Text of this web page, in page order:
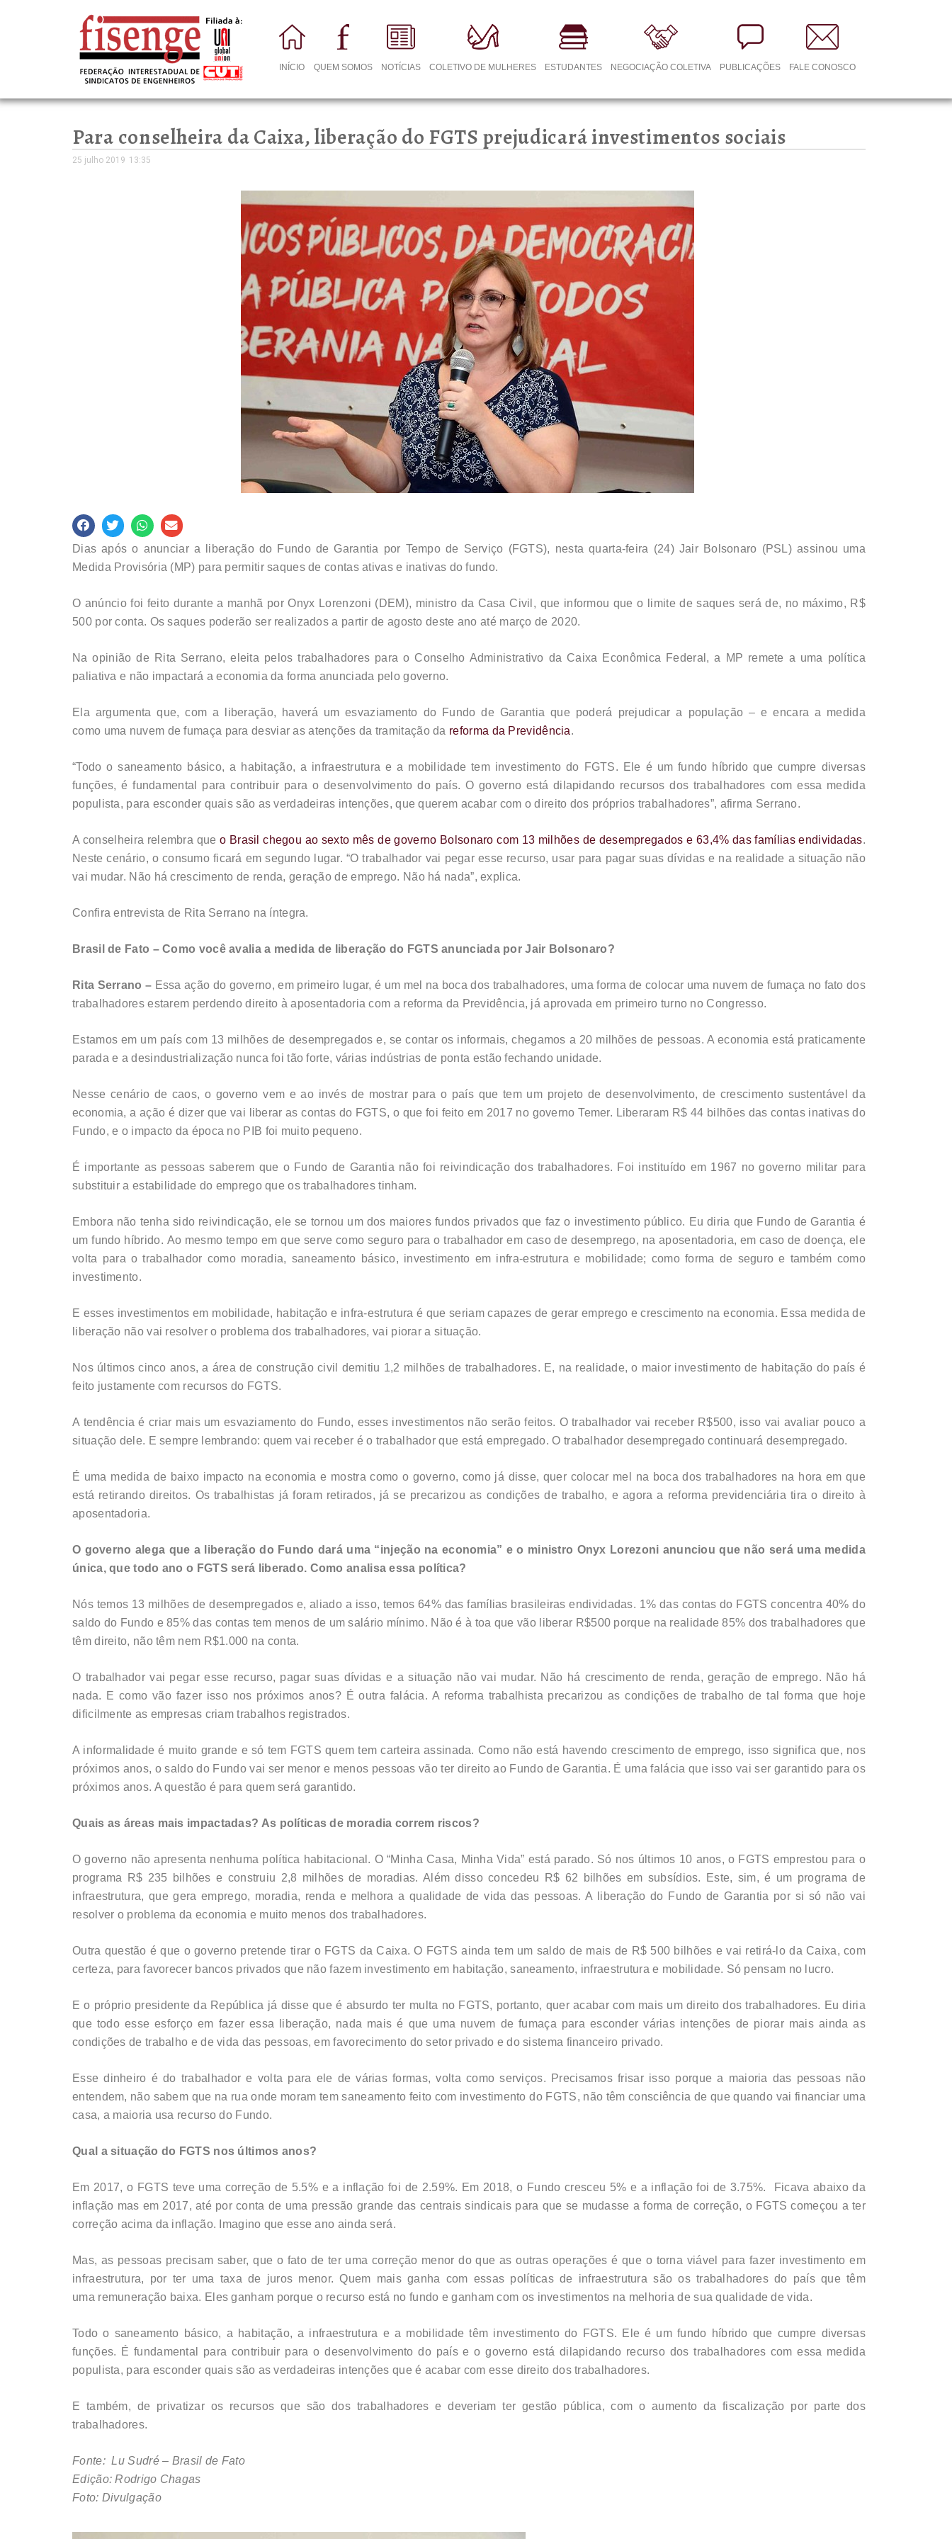
INÍCIO QUEM SOMOS NOTÍCIAS COLETIVO DE MULHERES ESTUDANTES NEGOCIAÇÃO COLETIVA PUBLICAÇÕES FALE CONOSCO
Para conselheira da Caixa, liberação do FGTS prejudicará investimentos sociais
25 julho 2019 13:35
Dias após o anunciar a liberação do Fundo de Garantia por Tempo de Serviço (FGTS), nesta quarta-feira (24) Jair Bolsonaro (PSL) assinou uma
Medida Provisória (MP) para permitir saques de contas ativas e inativas do fundo.
O anúncio foi feito durante a manhã por Onyx Lorenzoni (DEM), ministro da Casa Civil, que informou que o limite de saques será de, no máximo, R$
500 por conta. Os saques poderão ser realizados a partir de agosto deste ano até março de 2020.
Na opinião de Rita Serrano, eleita pelos trabalhadores para o Conselho Administrativo da Caixa Econômica Federal, a MP remete a uma política
paliativa e não impactará a economia da forma anunciada pelo governo.
Ela argumenta que, com a liberação, haverá um esvaziamento do Fundo de Garantia que poderá prejudicar a população – e encara a medida
como uma nuvem de fumaça para desviar as atenções da tramitação da reforma da Previdência.
“Todo o saneamento básico, a habitação, a infraestrutura e a mobilidade tem investimento do FGTS. Ele é um fundo híbrido que cumpre diversas
funções, é fundamental para contribuir para o desenvolvimento do país. O governo está dilapidando recursos dos trabalhadores com essa medida
populista, para esconder quais são as verdadeiras intenções, que querem acabar com o direito dos próprios trabalhadores”, afirma Serrano.
A conselheira relembra queo Brasil chegou ao sexto mês de governo Bolsonaro com 13 milhões de desempregados e 63,4% das famílias endividadas.
Neste cenário, o consumo ficará em segundo lugar. “O trabalhador vai pegar esse recurso, usar para pagar suas dívidas e na realidade a situação não
vai mudar. Não há crescimento de renda, geração de emprego. Não há nada”, explica.
Confira entrevista de Rita Serrano na íntegra.
Brasil de Fato – Como você avalia a medida de liberação do FGTS anunciada por Jair Bolsonaro?
Rita Serrano – Essa ação do governo, em primeiro lugar, é um mel na boca dos trabalhadores, uma forma de colocar uma nuvem de fumaça no fato dos
trabalhadores estarem perdendo direito à aposentadoria com a reforma da Previdência, já aprovada em primeiro turno no Congresso.
Estamos em um país com 13 milhões de desempregados e, se contar os informais, chegamos a 20 milhões de pessoas. A economia está praticamente
parada e a desindustrialização nunca foi tão forte, várias indústrias de ponta estão fechando unidade.
Nesse cenário de caos, o governo vem e ao invés de mostrar para o país que tem um projeto de desenvolvimento, de crescimento sustentável da
economia, a ação é dizer que vai liberar as contas do FGTS, o que foi feito em 2017 no governo Temer. Liberaram R$ 44 bilhões das contas inativas do
Fundo, e o impacto da época no PIB foi muito pequeno.
É importante as pessoas saberem que o Fundo de Garantia não foi reivindicação dos trabalhadores. Foi instituído em 1967 no governo militar para
substituir a estabilidade do emprego que os trabalhadores tinham.
Embora não tenha sido reivindicação, ele se tornou um dos maiores fundos privados que faz o investimento público. Eu diria que Fundo de Garantia é
um fundo híbrido. Ao mesmo tempo em que serve como seguro para o trabalhador em caso de desemprego, na aposentadoria, em caso de doença, ele
volta para o trabalhador como moradia, saneamento básico, investimento em infra-estrutura e mobilidade; como forma de seguro e também como
investimento.
E esses investimentos em mobilidade, habitação e infra-estrutura é que seriam capazes de gerar emprego e crescimento na economia. Essa medida de
liberação não vai resolver o problema dos trabalhadores, vai piorar a situação.
Nos últimos cinco anos, a área de construção civil demitiu 1,2 milhões de trabalhadores. E, na realidade, o maior investimento de habitação do país é
feito justamente com recursos do FGTS.
A tendência é criar mais um esvaziamento do Fundo, esses investimentos não serão feitos. O trabalhador vai receber R$500, isso vai avaliar pouco a
situação dele. E sempre lembrando: quem vai receber é o trabalhador que está empregado. O trabalhador desempregado continuará desempregado.
É uma medida de baixo impacto na economia e mostra como o governo, como já disse, quer colocar mel na boca dos trabalhadores na hora em que
está retirando direitos. Os trabalhistas já foram retirados, já se precarizou as condições de trabalho, e agora a reforma previdenciária tira o direito à
aposentadoria.
O governo alega que a liberação do Fundo dará uma “injeção na economia” e o ministro Onyx Lorezoni anunciou que não será uma medida
única, que todo ano o FGTS será liberado. Como analisa essa política?
Nós temos 13 milhões de desempregados e, aliado a isso, temos 64% das famílias brasileiras endividadas. 1% das contas do FGTS concentra 40% do
saldo do Fundo e 85% das contas tem menos de um salário mínimo. Não é à toa que vão liberar R$500 porque na realidade 85% dos trabalhadores que
têm direito, não têm nem R$1.000 na conta.
O trabalhador vai pegar esse recurso, pagar suas dívidas e a situação não vai mudar. Não há crescimento de renda, geração de emprego. Não há
nada. E como vão fazer isso nos próximos anos? É outra falácia. A reforma trabalhista precarizou as condições de trabalho de tal forma que hoje
dificilmente as empresas criam trabalhos registrados.
A informalidade é muito grande e só tem FGTS quem tem carteira assinada. Como não está havendo crescimento de emprego, isso significa que, nos
próximos anos, o saldo do Fundo vai ser menor e menos pessoas vão ter direito ao Fundo de Garantia. É uma falácia que isso vai ser garantido para os
próximos anos. A questão é para quem será garantido.
Quais as áreas mais impactadas? As políticas de moradia correm riscos?
O governo não apresenta nenhuma política habitacional. O “Minha Casa, Minha Vida” está parado. Só nos últimos 10 anos, o FGTS emprestou para o
programa R$ 235 bilhões e construiu 2,8 milhões de moradias. Além disso concedeu R$ 62 bilhões em subsídios. Este, sim, é um programa de
infraestrutura, que gera emprego, moradia, renda e melhora a qualidade de vida das pessoas. A liberação do Fundo de Garantia por si só não vai
resolver o problema da economia e muito menos dos trabalhadores.
Outra questão é que o governo pretende tirar o FGTS da Caixa. O FGTS ainda tem um saldo de mais de R$ 500 bilhões e vai retirá-lo da Caixa, com
certeza, para favorecer bancos privados que não fazem investimento em habitação, saneamento, infraestrutura e mobilidade. Só pensam no lucro.
E o próprio presidente da República já disse que é absurdo ter multa no FGTS, portanto, quer acabar com mais um direito dos trabalhadores. Eu diria
que todo esse esforço em fazer essa liberação, nada mais é que uma nuvem de fumaça para esconder várias intenções de piorar mais ainda as
condições de trabalho e de vida das pessoas, em favorecimento do setor privado e do sistema financeiro privado.
Esse dinheiro é do trabalhador e volta para ele de várias formas, volta como serviços. Precisamos frisar isso porque a maioria das pessoas não
entendem, não sabem que na rua onde moram tem saneamento feito com investimento do FGTS, não têm consciência de que quando vai financiar uma
casa, a maioria usa recurso do Fundo.
Qual a situação do FGTS nos últimos anos?
Em 2017, o FGTS teve uma correção de 5.5% e a inflação foi de 2.59%. Em 2018, o Fundo cresceu 5% e a inflação foi de 3.75%. Ficava abaixo da
inflação mas em 2017, até por conta de uma pressão grande das centrais sindicais para que se mudasse a forma de correção, o FGTS começou a ter
correção acima da inflação. Imagino que esse ano ainda será.
Mas, as pessoas precisam saber, que o fato de ter uma correção menor do que as outras operações é que o torna viável para fazer investimento em
infraestrutura, por ter uma taxa de juros menor. Quem mais ganha com essas políticas de infraestrutura são os trabalhadores do país que têm
uma remuneração baixa. Eles ganham porque o recurso está no fundo e ganham com os investimentos na melhoria de sua qualidade de vida.
Todo o saneamento básico, a habitação, a infraestrutura e a mobilidade têm investimento do FGTS. Ele é um fundo híbrido que cumpre diversas
funções. É fundamental para contribuir para o desenvolvimento do país e o governo está dilapidando recurso dos trabalhadores com essa medida
populista, para esconder quais são as verdadeiras intenções que é acabar com esse direito dos trabalhadores.
E também, de privatizar os recursos que são dos trabalhadores e deveriam ter gestão pública, com o aumento da fiscalização por parte dos
trabalhadores.
Fonte: Lu Sudré – Brasil de Fato
Edição: Rodrigo Chagas
Foto: Divulgação